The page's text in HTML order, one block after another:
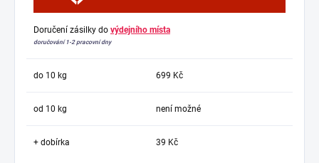
Doručení zásilky do výdejního místa
doručování 1-2 pracovní dny
do 10 kg 699 Kč
od 10 kg není možné
+ dobírka 39 Kč